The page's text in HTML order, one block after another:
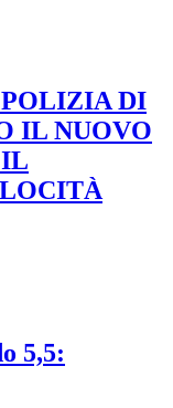
POLIZIA DI
IL NUOVO
IL
5,5: